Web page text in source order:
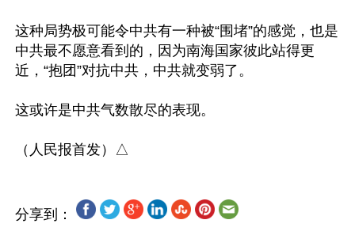
这种局势极可能令中共有一种被“围堵”的感觉，也是
中共最不愿意看到的，因为南海国家彼此站得更
近，“抱团”对抗中共，中共就变弱了。
这或许是中共气数散尽的表现。
分享到：